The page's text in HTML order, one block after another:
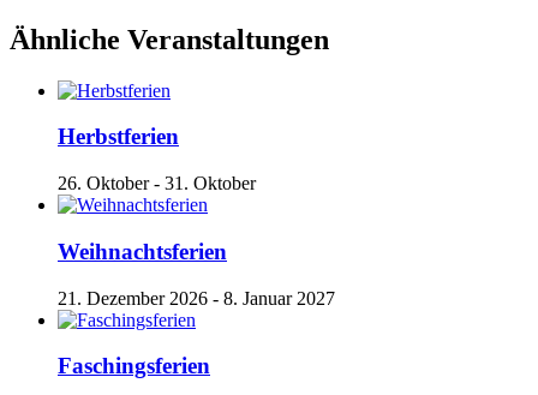
Ähnliche Veranstaltungen
Herbstferien
26. Oktober- 31. Oktober
Weihnachtsferien
21. Dezember 2026 - 8. Januar 2027
Faschingsferien